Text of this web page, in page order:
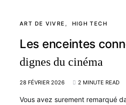
ART DE VIVRE HIGH TECH
Les enceintes
dignes du cinéma
28 FÉVRIER 2026 2 MINUTE READ
Vous avez surement remarqué